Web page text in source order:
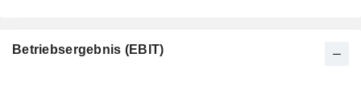
Betriebsergebnis (EBIT)